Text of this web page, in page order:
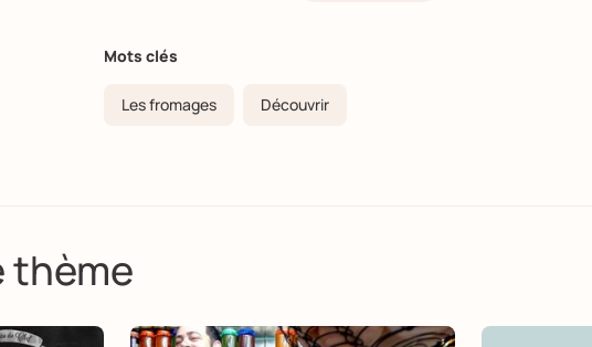
Mots clés
Les fromages Découvrir
thème